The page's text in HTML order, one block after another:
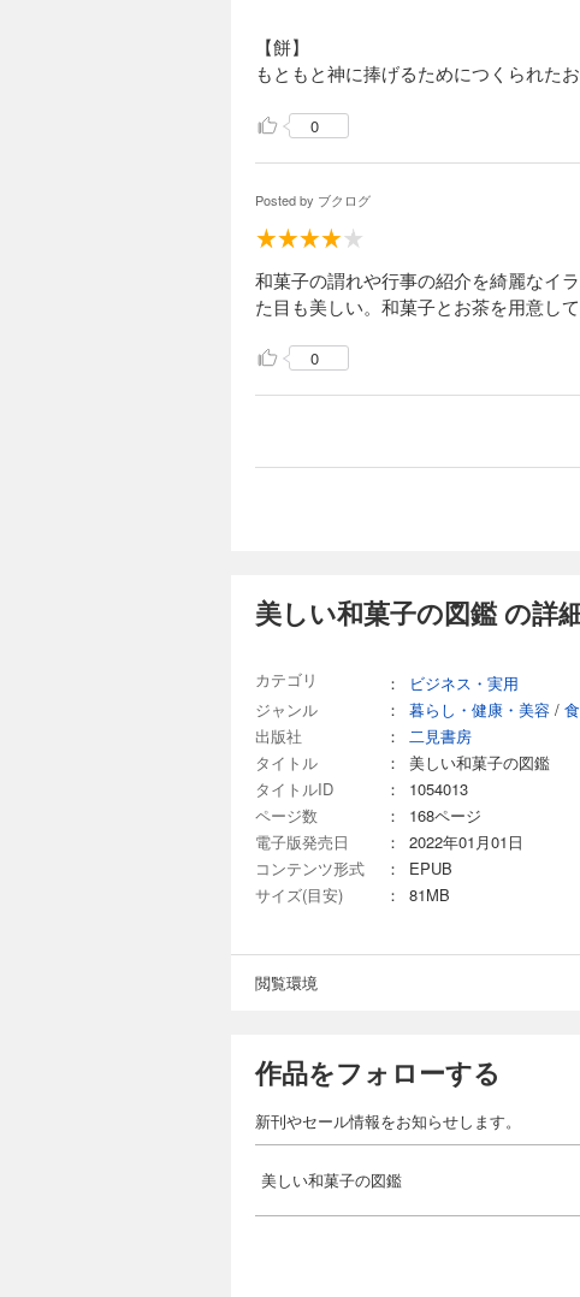
【餅】
もともと神に捧げるためにつくられた
0
Posted by ブクログ
和菓子の謂れや行事の紹介を綺麗なイ
た目も美しい。和菓子とお茶を用意して
0
美しい和菓子の図鑑 の詳
カテゴリ ：
ビジネス・実用
ジャンル
： 暮らし・健康・美容 /
出版社
：
二見書房
タイトル
：
美しい和菓子の図鑑
タイトルID
：
1054013
ページ数
：
168ページ
電子版発売日
：
2022年01月01日
コンテンツ形式
：
EPUB
サイズ(目安)
： 81MB
閲覧環境
作品をフォローする
新刊やセール情報をお知らせします。
美しい和菓子の図鑑